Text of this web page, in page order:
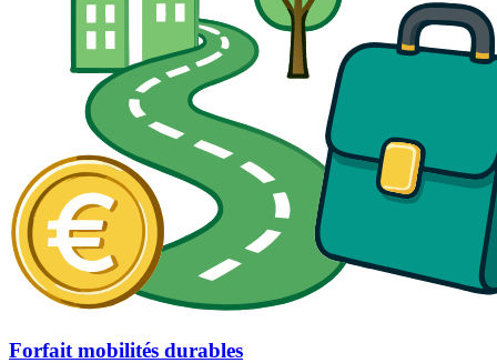
Forfait mobilités durables